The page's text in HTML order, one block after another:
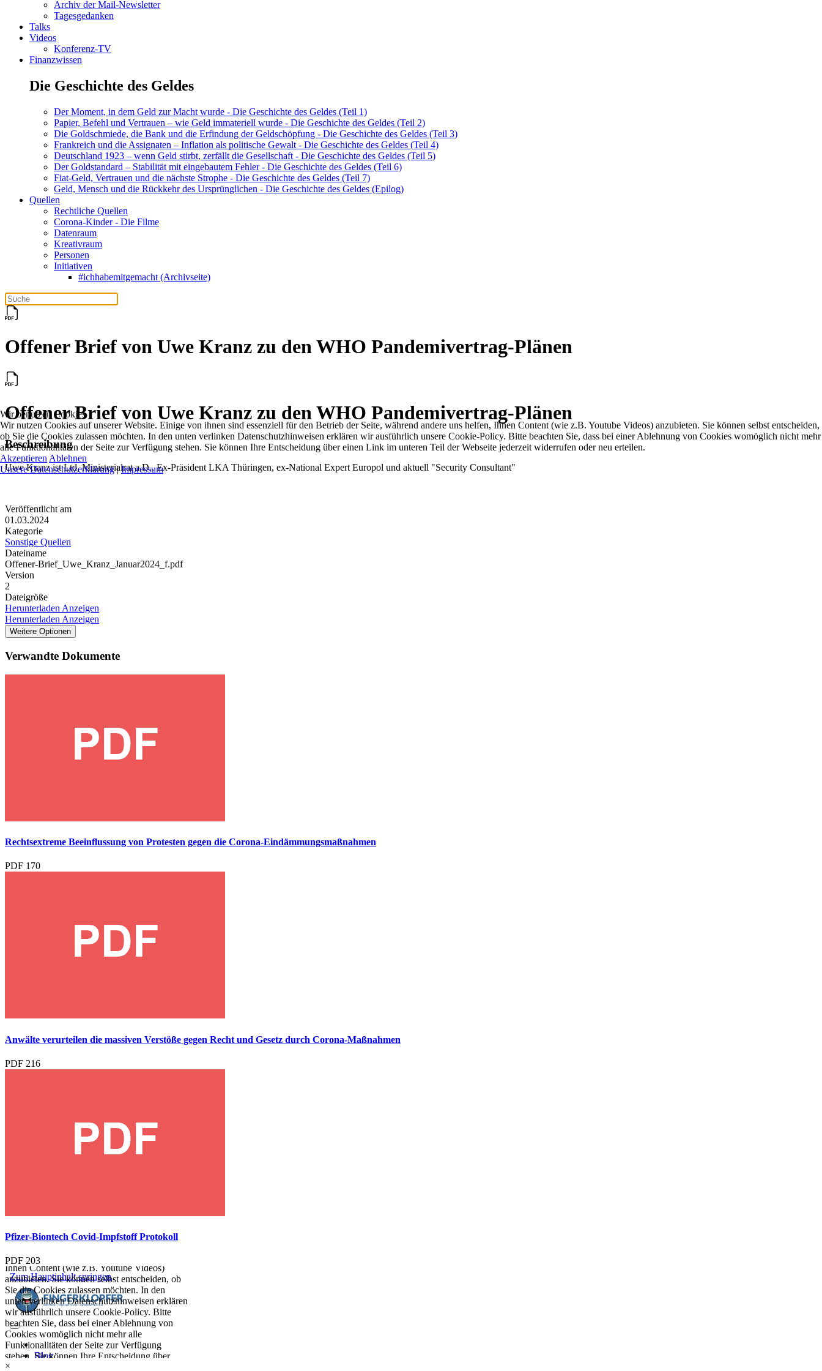
Archiv der Mail-Newsletter
Tagesgedanken
Talks
Videos
Konferenz-TV
Finanzwissen
Die Geschichte des Geldes
Der Moment, in dem Geld zur Macht wurde - Die Geschichte des Geldes (Teil 1)
Papier, Befehl und Vertrauen – wie Geld immateriell wurde - Die Geschichte des Geldes (Teil 2)
Die Goldschmiede, die Bank und die Erfindung der Geldschöpfung - Die Geschichte des Geldes (Teil 3)
Frankreich und die Assignaten – Inflation als politische Gewalt - Die Geschichte des Geldes (Teil 4)
Deutschland 1923 – wenn Geld stirbt, zerfällt die Gesellschaft - Die Geschichte des Geldes (Teil 5)
Der Goldstandard – Stabilität mit eingebautem Fehler - Die Geschichte des Geldes (Teil 6)
Fiat-Geld, Vertrauen und die nächste Strophe - Die Geschichte des Geldes (Teil 7)
Geld, Mensch und die Rückkehr des Ursprünglichen - Die Geschichte des Geldes (Epilog)
Quellen
Rechtliche Quellen
Corona-Kinder - Die Filme
Datenraum
Kreativraum
Personen
Initiativen
#ichhabemitgemacht (Archivseite)
Offener Brief von Uwe Kranz zu den WHO Pandemivertrag-Plänen
Offener Brief von Uwe Kranz zu den WHO Pandemivertrag-Plänen
Beschreibung
Uwe Kranz ist Ltd. Ministerialrat a.D., Ex-Präsident LKA Thüringen, ex-National Expert Europol und aktuell "Security Consultant"
Veröffentlicht am
01.03.2024
Kategorie
Sonstige Quellen
Dateiname
Offener-Brief_Uwe_Kranz_Januar2024_f.pdf
Version
2
Dateigröße
Herunterladen Anzeigen
Herunterladen Anzeigen
Weitere Optionen
Verwandte Dokumente
Rechtsextreme Beeinflussung von Protesten gegen die Corona-Eindämmungsmaßnahmen
PDF 170
Anwälte verurteilen die massiven Verstöße gegen Recht und Gesetz durch Corona-Maßnahmen
PDF 216
Pfizer-Biontech Covid-Impfstoff Protokoll
PDF 203
×
Wir benutzen Cookies
Wir nutzen Cookies auf unserer Website. Einige von ihnen sind essenziell für den Betrieb der Seite, während andere uns helfen, Ihnen Content (wie z.B. Youtube Videos) anzubieten. Sie können selbst entscheiden,
ob Sie die Cookies zulassen möchten. In den unten verlinken Datenschutzhinweisen erklären wir ausführlich unsere Cookie-Policy. Bitte beachten Sie, dass bei einer Ablehnung von Cookies womöglich nicht mehr
alle Funktionalitäten der Seite zur Verfügung stehen. Sie können Ihre Entscheidung über einen Link im unteren Teil der Webseite jederzeit widerrufen oder neu erteilen.
Akzeptieren Ablehnen
Unsere Datenschutzerklärung|Impressum